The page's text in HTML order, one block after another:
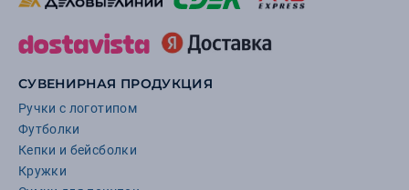
СУВЕНИРНАЯ ПРОДУКЦИЯ
Ручки с логотипом
Футболки
Кепки и бейсболки
Кружки